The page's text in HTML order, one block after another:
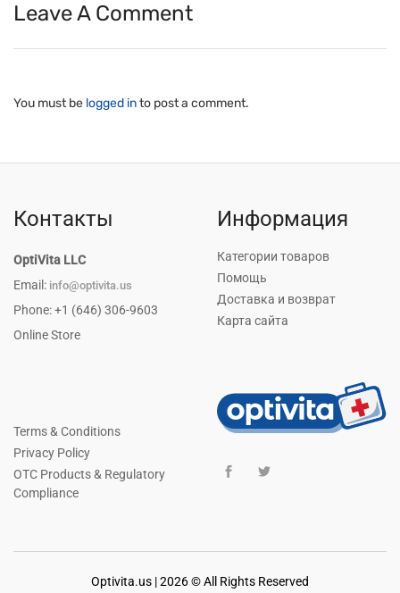
Leave A Comment
You must be logged into post a comment.
Контакты
OptiVita LLC
Email: info@optivita.us
Phone: +1 (646) 306-9603
Online Store
Информация
Категории товаров
Помощь
Доставка и возврат
Карта сайта
Terms & Conditions
Privacy Policy
OTC Products & Regulatory
Compliance
Optivita.us | 2026 © All Rights Reserved